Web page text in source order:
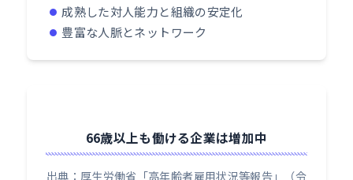
成熟した対人能力と組織の安定化
豊富な人脈とネットワーク
66歳以上も働ける企業は増加中
出典：厚生労働省「高年齢者雇用状況等報告」（令